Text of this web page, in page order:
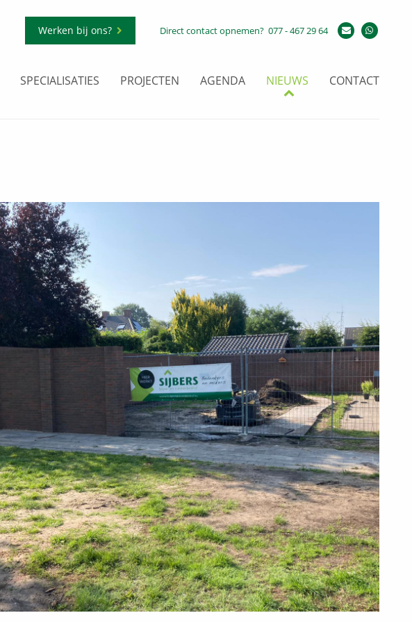
Werken bij ons? Direct contact opnemen? 077 - 467 29 64
SPECIALISATIES PROJECTEN AGENDA NIEUWS CONTACT